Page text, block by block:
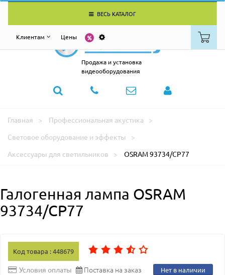
ВЕСЬ КАТАЛОГ
Клиентам Цены
Продажа и установка
видеооборудования
Главная
Профессиональная акустика
Световое оборудование и эффекты
Аксессуары для светильников
OSRAM 93734/CP77
Галогенная лампа OSRAM
93734/CP77
Код товара : 448679
Условия оплаты Поставка на заказ Нет в наличии